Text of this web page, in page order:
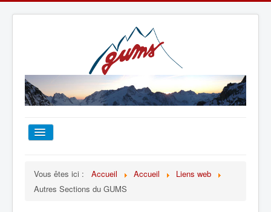
TOUT SUR LE GUMS
Vous êtes ici : Accueil Accueil
Liens web
Autres Sections du GUMS